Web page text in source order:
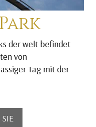
der welt befindet
von
Tag mit der